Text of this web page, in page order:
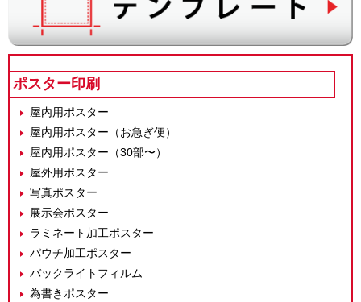
ポスター印刷
屋内用ポスター
屋内用ポスター（お急ぎ便）
屋内用ポスター（30部〜）
屋外用ポスター
写真ポスター
展示会ポスター
ラミネート加工ポスター
パウチ加工ポスター
バックライトフィルム
為書きポスター